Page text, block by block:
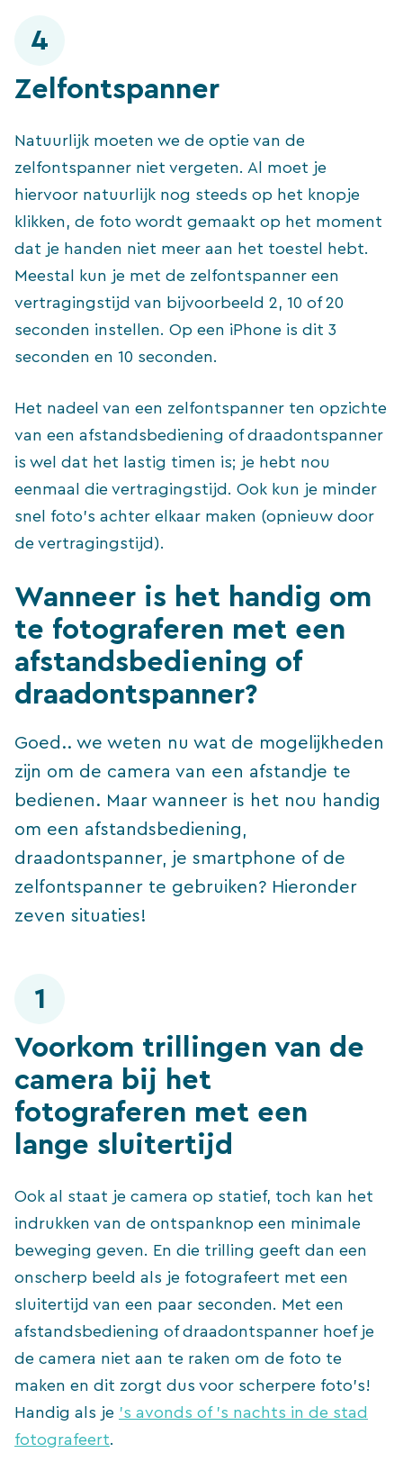
4
Zelfontspanner
Natuurlijk moeten we de optie van de
zelfontspanner niet vergeten. Al moet je
hiervoor natuurlijk nog steeds op het knopje
klikken, de foto wordt gemaakt op het moment
dat je handen niet meer aan het toestel hebt.
Meestal kun je met de zelfontspanner een
vertragingstijd van bijvoorbeeld 2, 10 of 20
seconden instellen. Op een iPhone is dit 3
seconden en 10 seconden.
Het nadeel van een zelfontspanner ten opzichte
van een afstandsbediening of draadontspanner
is wel dat het lastig timen is; je hebt nou
eenmaal die vertragingstijd. Ook kun je minder
snel foto’s achter elkaar maken (opnieuw door
de vertragingstijd).
Wanneer is het handig om
te fotograferen met een
afstandsbediening of
draadontspanner?
Goed.. we weten nu wat de mogelijkheden
zijn om de camera van een afstandje te
bedienen. Maar wanneer is het nou handig
om een afstandsbediening,
draadontspanner, je smartphone of de
zelfontspanner te gebruiken? Hieronder
zeven situaties!
1
Voorkom trillingen van de
camera bij het
fotograferen met een
lange sluitertijd
Ook al staat je camera op statief, toch kan het
indrukken van de ontspanknop een minimale
beweging geven. En die trilling geeft dan een
onscherp beeld als je fotografeert met een
sluitertijd van een paar seconden. Met een
afstandsbediening of draadontspanner hoef je
de camera niet aan te raken om de foto te
maken en dit zorgt dus voor scherpere foto’s!
Handig als je ’s avonds of ’s nachts in de stad
fotografeert.